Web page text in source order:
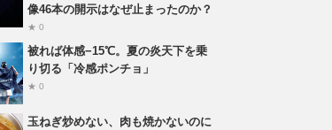
像46本の開示はなぜ止まったのか？
★ 0
被れば体感−15℃。夏の炎天下を乗
り切る「冷感ポンチョ」
★ 0
玉ねぎ炒めない、肉も焼かないのに